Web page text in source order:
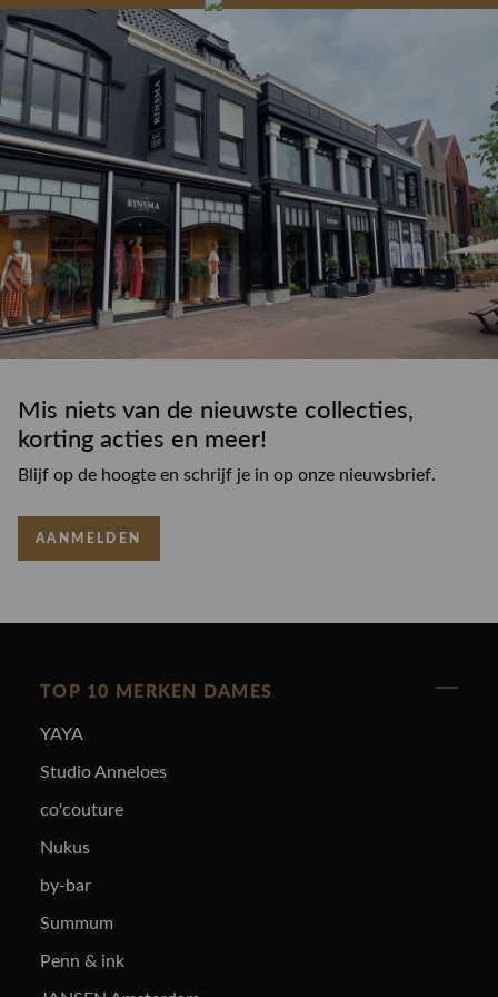
drankje
Mis niets van de nieuwste collecties,
korting acties en meer!
Blijf op de hoogte en schrijf je in op onze nieuwsbrief.
AANMELDEN
TOP 10 MERKEN DAMES
YAYA
Studio Anneloes
co'couture
Nukus
by-bar
Summum
Penn & ink